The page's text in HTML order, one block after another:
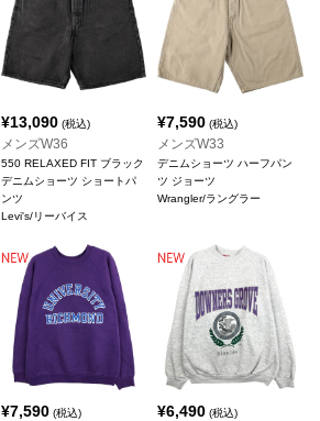
¥13,090(税込)
メンズW36
550 RELAXED FIT ブラック
デニムショーツ ショートパ
ンツ
Levi's/リーバイス
¥7,590 (税込)
メンズW33
デニムショーツ ハーフパン
ツ ジョーツ
Wrangler/ラングラー
¥7,590(税込) ¥6,490 (税込)